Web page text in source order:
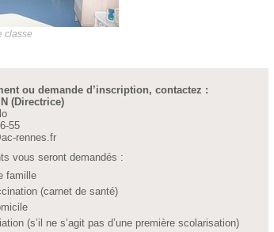
classe
ou demande d’inscription, contactez :
(Directrice)
55
ac-rennes.fr
vous seront demandés :
famille
(carnet de santé)
(s’il ne s’agit pas d’une première scolarisation)